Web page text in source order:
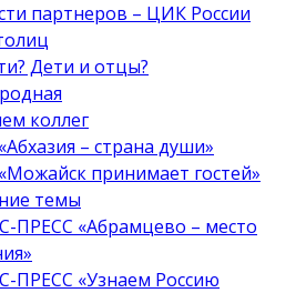
партнеров – ЦИК России
Дети и отцы?
коллег
– страна души»
принимает гостей»
темы
ПРЕСС «Абрамцево – место
ПРЕСС «Узнаем Россию